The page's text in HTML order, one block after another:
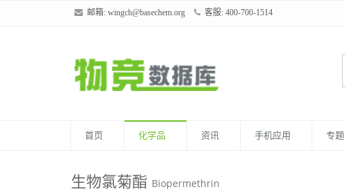
邮箱: wingch@basechem.org 客服: 400-700-1514
首页 化学品 资讯 手机应用 专题
生物氯菊酯 Biopermethrin